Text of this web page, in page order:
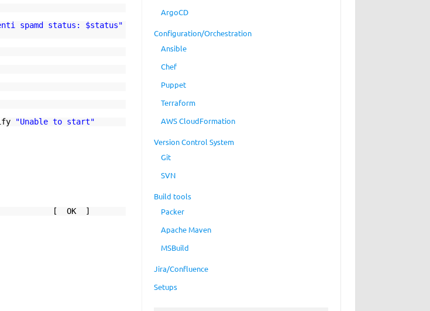
spamd status: $status"
"Unable to start"
[ OK ]
ArgoCD
Configuration/Orchestration
Ansible
Chef
Puppet
Terraform
AWS CloudFormation
Version Control System
Git
SVN
Build tools
Packer
Apache Maven
MSBuild
Jira/Confluence
Setups